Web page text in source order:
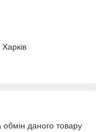
даного товару